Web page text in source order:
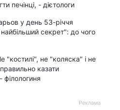
печінці, - дієтологи
у день 53-річчя
секрет": до чого
"костилі", не "коляска" і не
казати
філологиня
Реклама